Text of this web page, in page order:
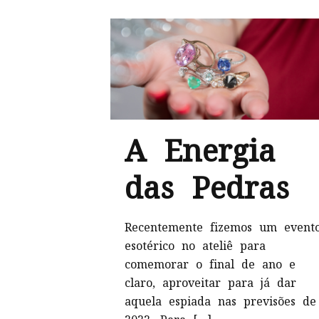
A Energia
das Pedras
Recentemente fizemos um
esotérico no ateliê para
comemorar o final de ano e
claro, aproveitar para já dar
aquela espiada nas previsões de